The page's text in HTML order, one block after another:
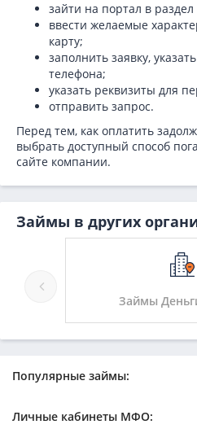
зайти на портал в
ввести желаемые
карту;
заполнить заявку,
телефона;
указать реквизиты для
отправить запрос.
Перед тем, как оплатить
выбрать доступный способ
сайте компании.
Займы в других
Займы
Популярные займы:
Новые микрозаймы
Без отказа
Личные кабинеты МФО: